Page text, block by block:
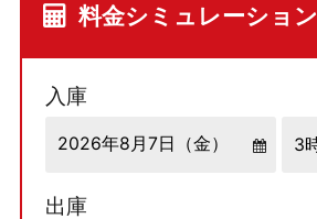
料金シミュレーション
入庫
出庫